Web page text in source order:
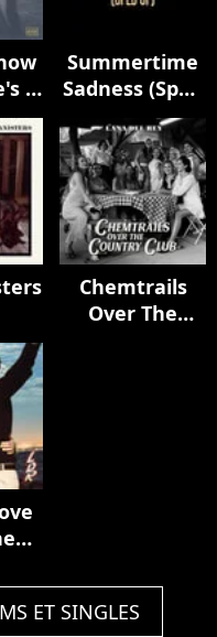
a
Summertime
Sadness (Sped
Chemtrails
Over The
ET SINGLES